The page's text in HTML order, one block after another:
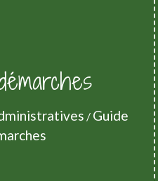
/ Guide